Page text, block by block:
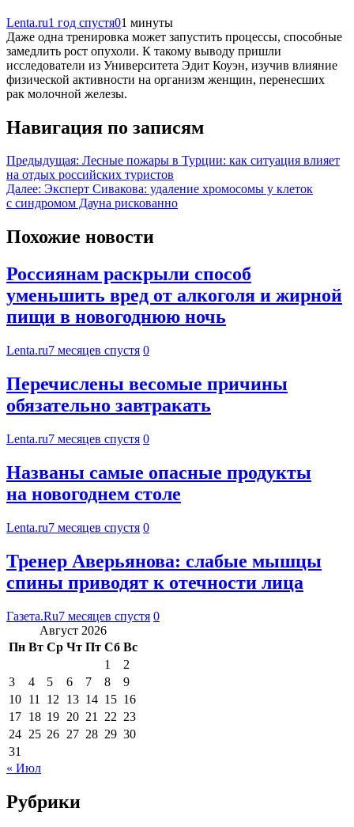
Lenta.ru1 год спустя01 минуты
Даже одна тренировка может запустить процессы, способные
замедлить рост опухоли. К такому выводу пришли
исследователи из Университета Эдит Коуэн, изучив влияние
физической активности на организм женщин, перенесших
рак молочной железы.
Навигация по записям
Предыдущая: Лесные пожары в Турции: как ситуация влияет
на отдых российских туристов
Далее: Эксперт Сивакова: удаление хромосомы у клеток
с синдромом Дауна рискованно
Похожие новости
Россиянам раскрыли способ
уменьшить вред от алкоголя и жирной
пищи в новогоднюю ночь
Lenta.ru7 месяцев спустя 0
Перечислены весомые причины
обязательно завтракать
Lenta.ru7 месяцев спустя 0
Названы самые опасные продукты
на новогоднем столе
Lenta.ru7 месяцев спустя 0
Тренер Аверьянова: слабые мышцы
спины приводят к отечности лица
Газета.Ru7 месяцев спустя 0
Август 2026
Пн Вт Ср Чт Пт Сб Вс
1
2
3
4 5 6 7 8
9
10 11 12 13 14 15 16
17 18 19 20 21 22 23
24 25 26 27 28 29 30
31
« Июл
Рубрики